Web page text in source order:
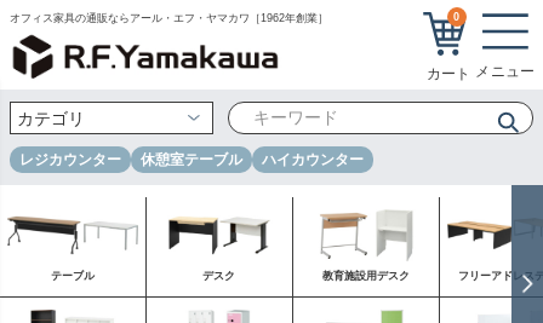
オフィス家具の通販ならアール・エフ・ヤマカワ［1962年創業］ 0
レジカウンター 休憩室テーブル ハイカウンター
テーブル デスク 教育施設用デスク フリーアドレス